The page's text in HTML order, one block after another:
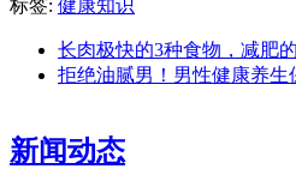
标签: 健康知识
长肉极快的3种食物，减肥
拒绝油腻男！男性健康养生
新闻动态